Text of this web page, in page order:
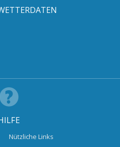
Nützliche Links